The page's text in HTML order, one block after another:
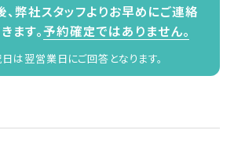
弊社スタッフよりお早めにご連絡
ます。予約確定ではありません。
は翌営業日にご回答となります。